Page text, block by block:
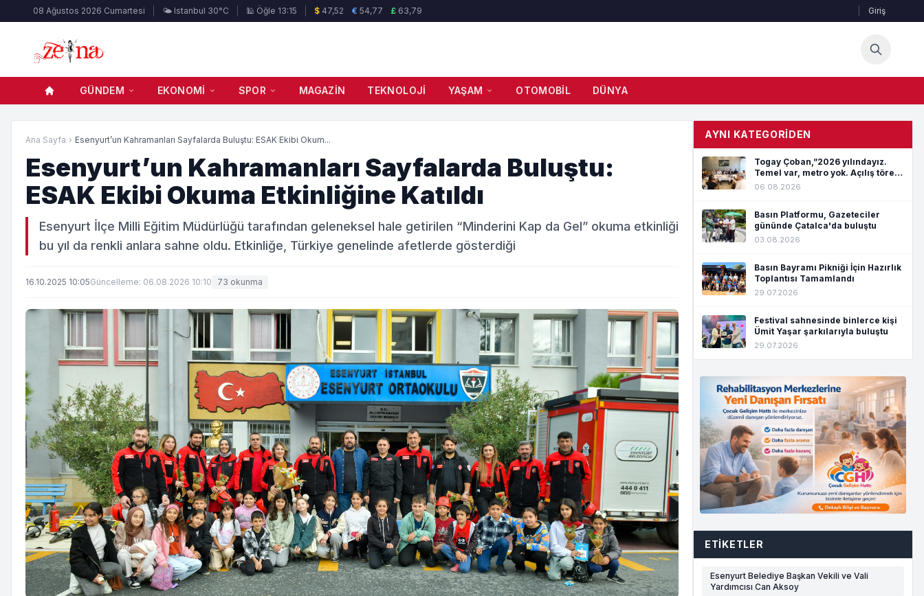
08 Ağustos 2026 Cumartesi 🌤️ Istanbul 30°C 🕌 Öğle 13:15 $ 47,52 € 54,77 £ 63,79 Giriş
GÜNDEM EKONOMI SPOR MAGAZIN TEKNOLOJI YAŞAM OTOMOBIL DÜNYA
Ana Sayfa › Esenyurt’un Kahramanları Sayfalarda Buluştu: ESAK Ekibi Okum...
Esenyurt’un Kahramanları Sayfalarda Buluştu:
ESAK Ekibi Okuma Etkinliğine Katıldı
Esenyurt İlçe Milli Eğitim Müdürlüğü tarafından geleneksel hale getirilen “Minderini Kap da Gel” okuma etkinliği
bu yıl da renkli anlara sahne oldu. Etkinliğe, Türkiye genelinde afetlerde gösterdiği
16.10.2025 10:05Güncelleme: 06.08.2026 10:10 73 okunma
AYNI KATEGORIDEN
Togay Çoban,”2026 yılındayız.
Temel var, metro yok. Açılış töreni
var, hizmet yok”
06.08.2026
Basın Platformu, Gazeteciler
gününde Çatalca'da buluştu
03.08.2026
Basın Bayramı Pikniği İçin Hazırlık
Toplantısı Tamamlandı
29.07.2026
Festival sahnesinde binlerce kişi
Ümit Yaşar şarkılarıyla buluştu
29.07.2026
ETIKETLER
Esenyurt Belediye Başkan Vekili ve Vali
Yardımcısı Can Aksoy